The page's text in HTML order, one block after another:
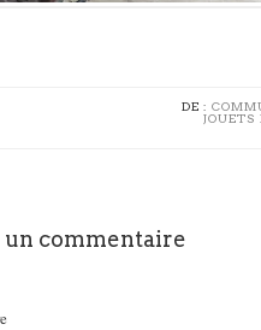
DE :
JOUETS
commentaire